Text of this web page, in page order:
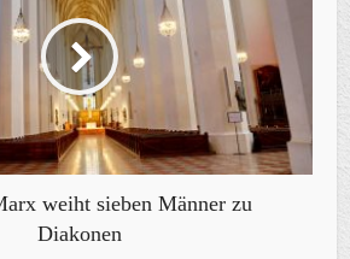
weiht sieben Männer zu
Diakonen